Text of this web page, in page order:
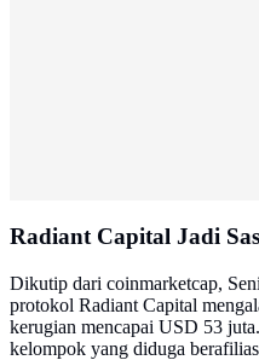
Radiant Capital Jadi
Dikutip dari coinmarketcap,
protokol Radiant Capital
kerugian mencapai USD 53
kelompok yang diduga